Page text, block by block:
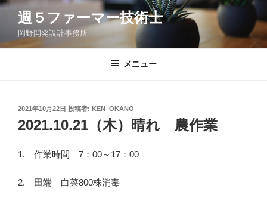
コ
ン
週５ファーマー技術士
岡野開発設計事務所
メニュー
投
稿
日:
2021年10月22日 投稿者: KEN_OKANO
2021.10.21（木）晴れ 農作業
1. 作業時間 7：00～17：00
2. 田端 白菜800株消毒